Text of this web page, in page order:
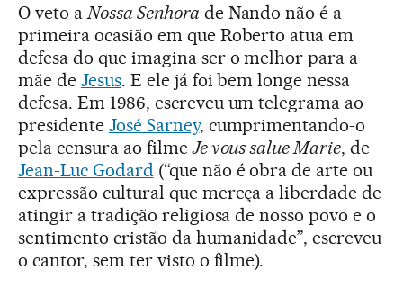
O veto a Nossa Senhora de Nando não é a
primeira ocasião em que Roberto atua em
defesa do que imagina ser o melhor para a
mãe de Jesus. E ele já foi bem longe nessa
defesa. Em 1986, escreveu um telegrama ao
presidente José Sarney, cumprimentando-o
pela censura ao filmeJe vous salue Marie, de
Jean-Luc Godard (“que não é obra de arte ou
expressão cultural que mereça a liberdade de
atingir a tradição religiosa de nosso povo e o
sentimento cristão da humanidade”, escreveu
o cantor, sem ter visto o filme).